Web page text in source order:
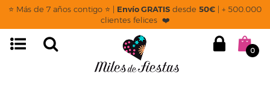
⭐ Más de 7 años contigo ⭐ | Envío GRATIS desde 50€ | + 500.000
clientes felices ❤️
0
page: listado